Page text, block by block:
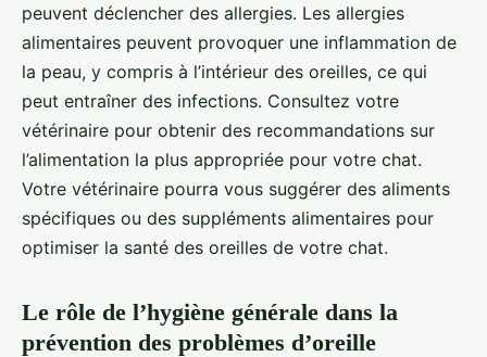
peuvent déclencher des allergies. Les allergies
alimentaires peuvent provoquer une inflammation de
la peau, y compris à l’intérieur des oreilles, ce qui
peut entraîner des infections. Consultez votre
vétérinaire pour obtenir des recommandations sur
l’alimentation la plus appropriée pour votre chat.
Votre vétérinaire pourra vous suggérer des aliments
spécifiques ou des suppléments alimentaires pour
optimiser la santé des oreilles de votre chat.
Le rôle de l’hygiène générale dans la
prévention des problèmes d’oreille